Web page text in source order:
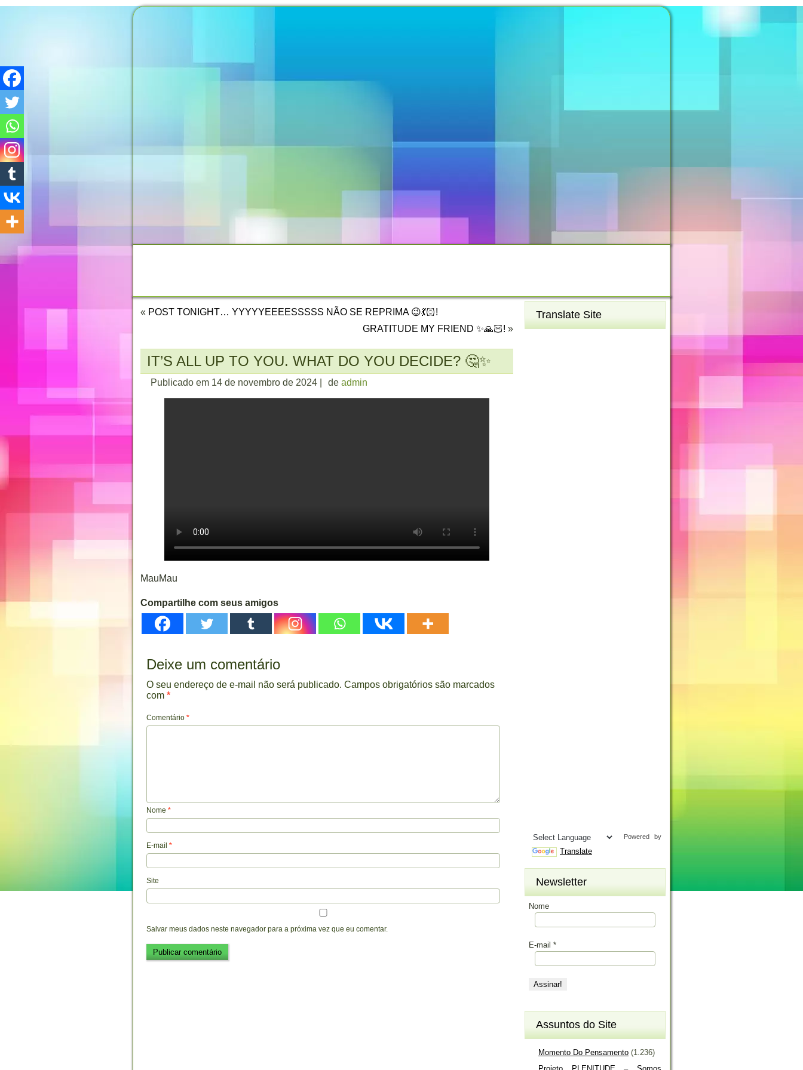
« POST TONIGHT… YYYYYEEEESSSSS NÃO SE REPRIMA 😉💃🏻!
GRATITUDE MY FRIEND ✨🙏🏻! »
IT’S ALL UP TO YOU. WHAT DO YOU DECIDE? 🤔✨
Publicado em 14 de novembro de 2024 de admin
MauMau
Compartilhe com seus amigos
Deixe um comentário
O seu endereço de e-mail não será publicado. Campos obrigatórios são marcados
com *
Comentário *
Nome *
E-mail *
Site
Salvar meus dados neste navegador para a próxima vez que eu comentar.
Translate Site
Powered by
Translate
Newsletter
Nome
E-mail *
Assuntos do Site
Momento Do Pensamento (1.236)